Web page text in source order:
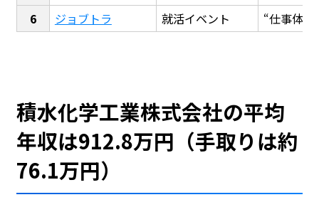
ジョブトラ
就活イベント “仕事体
積水化学工業株式会社の平均
年収は912.8万円（手取りは約
76.1万円）